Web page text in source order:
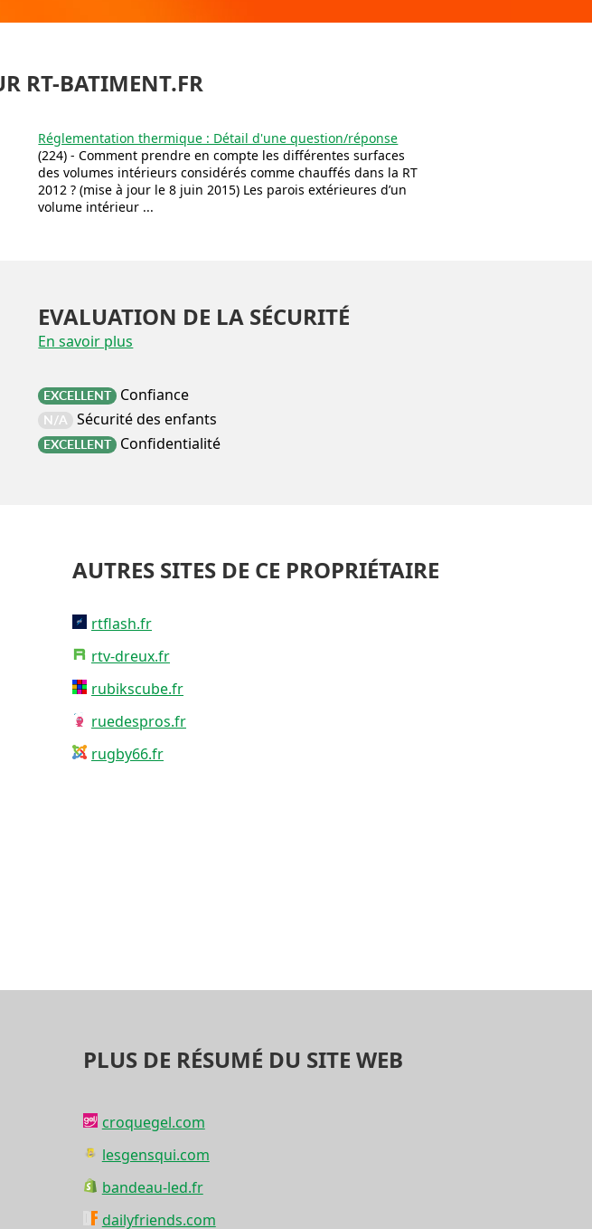
RT-BATIMENT.FR
Réglementation thermique : Détail d'une question/réponse
(224) - Comment prendre en compte les différentes surfaces
des volumes intérieurs considérés comme chauffés dans la RT
2012 ? (mise à jour le 8 juin 2015) Les parois extérieures d’un
volume intérieur ...
EVALUATION DE LA SÉCURITÉ
En savoir plus
EXCELLENT Confiance
N/A Sécurité des enfants
EXCELLENT Confidentialité
AUTRES SITES DE CE PROPRIÉTAIRE
rtflash.fr
rtv-dreux.fr
rubikscube.fr
ruedespros.fr
rugby66.fr
PLUS DE RÉSUMÉ DU SITE WEB
croquegel.com
lesgensqui.com
bandeau-led.fr
dailyfriends.com